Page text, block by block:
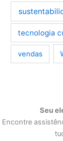
tecnologia
vendas
Seu
Encontre